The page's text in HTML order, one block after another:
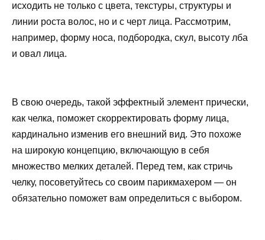
исходить не только с цвета, текстуры, структуры и
линии роста волос, но и с черт лица. Рассмотрим,
например, форму носа, подбородка, скул, высоту лба
и овал лица.
В свою очередь, такой эффектный элемент прически,
как челка, поможет скорректировать форму лица,
кардинально изменив его внешний вид. Это похоже
на широкую концепцию, включающую в себя
множество мелких деталей. Перед тем, как стричь
челку, посоветуйтесь со своим парикмахером — он
обязательно поможет вам определиться с выбором.